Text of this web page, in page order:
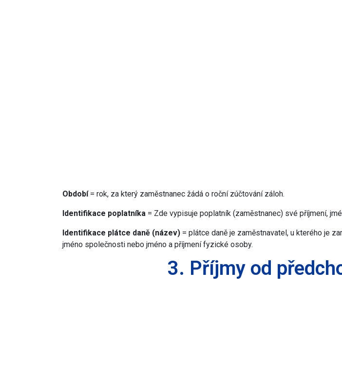
Období= rok, za který zaměstnanec žádá o roční zúčtování záloh.
Identifikace poplatníka = Zde vypisuje poplatník (zaměstnanec) své příjmení,
Identifikace plátce daně (název) = plátce daně je zaměstnavatel, u kterého je
jméno společnosti nebo jméno a příjmení fyzické osoby.
3. Příjmy od